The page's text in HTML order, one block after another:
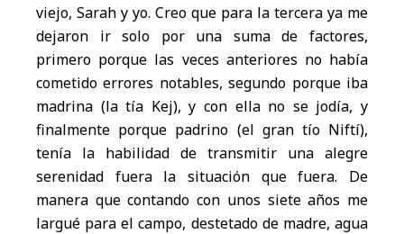
viejo, Sarah y yo. Creo que para la tercera ya me
dejaron ir solo por una suma de factores,
primero porque las veces anteriores no había
cometido errores notables, segundo porque iba
madrina (la tía Kej), y con ella no se jodía, y
finalmente porque padrino (el gran tío Niftí),
tenía la habilidad de transmitir una alegre
serenidad fuera la situación que fuera. De
manera que contando con unos siete años me
largué para el campo, destetado de madre, agua